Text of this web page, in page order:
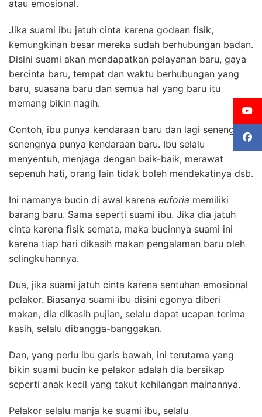
atau emosional.
Jika suami ibu jatuh cinta karena godaan fisik,
kemungkinan besar mereka sudah berhubungan badan.
Disini suami akan mendapatkan pelayanan baru, gaya
bercinta baru, tempat dan waktu berhubungan yang
baru, suasana baru dan semua hal yang baru itu
memang bikin nagih.
Contoh, ibu punya kendaraan baru dan lagi seneng-
senengnya punya kendaraan baru. Ibu selalu
menyentuh, menjaga dengan baik-baik, merawat
sepenuh hati, orang lain tidak boleh mendekatinya dsb.
Ini namanya bucin di awal karena euforia memiliki
barang baru. Sama seperti suami ibu. Jika dia jatuh
cinta karena fisik semata, maka bucinnya suami ini
karena tiap hari dikasih makan pengalaman baru oleh
selingkuhannya.
Dua, jika suami jatuh cinta karena sentuhan emosional
pelakor. Biasanya suami ibu disini egonya diberi
makan, dia dikasih pujian, selalu dapat ucapan terima
kasih, selalu dibangga-banggakan.
Dan, yang perlu ibu garis bawah, ini terutama yang
bikin suami bucin ke pelakor adalah dia bersikap
seperti anak kecil yang takut kehilangan mainannya.
Pelakor selalu manja ke suami ibu, selalu